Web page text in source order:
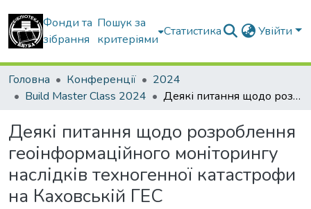
Фонди та
зібрання
Пошук за
критеріями
Статистика Увійти
Головна Конференції
2024
Build Master Class 2024
Деякі питання щодо розроблення геоінформаційного моніторингу наслідків техногенної катастрофи на Каховській ГЕС
Деякі питання щодо розроблення
геоінформаційного моніторингу
наслідків техногенної катастрофи
на Каховській ГЕС